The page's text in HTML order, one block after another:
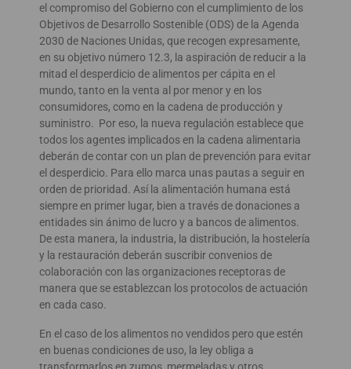
el compromiso del Gobierno con el cumplimiento de los
Objetivos de Desarrollo Sostenible (ODS) de la Agenda
2030 de Naciones Unidas, que recogen expresamente,
en su objetivo número 12.3, la aspiración de reducir a la
mitad el desperdicio de alimentos per cápita en el
mundo, tanto en la venta al por menor y en los
consumidores, como en la cadena de producción y
suministro. Por eso, la nueva regulación establece que
todos los agentes implicados en la cadena alimentaria
deberán de contar con un plan de prevención para evitar
el desperdicio. Para ello marca unas pautas a seguir en
orden de prioridad. Así la alimentación humana está
siempre en primer lugar, bien a través de donaciones a
entidades sin ánimo de lucro y a bancos de alimentos.
De esta manera, la industria, la distribución, la hostelería
y la restauración deberán suscribir convenios de
colaboración con las organizaciones receptoras de
manera que se establezcan los protocolos de actuación
en cada caso.
En el caso de los alimentos no vendidos pero que estén
en buenas condiciones de uso, la ley obliga a
transformarlos en zumos, mermeladas y otros